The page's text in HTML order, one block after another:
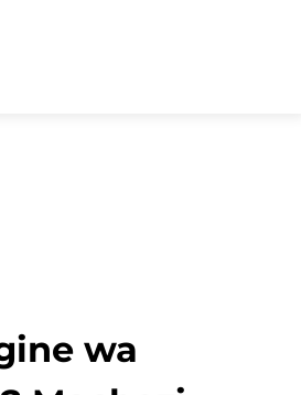
wa